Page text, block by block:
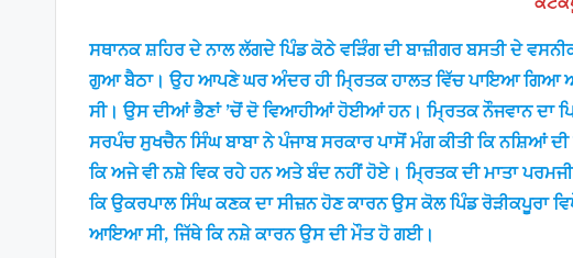
ਸਥਾਨਕ ਸ਼ਹਿਰ ਦੇ ਨਾਲ ਲੱਗਦੇ ਪਿੰਡ ਕੋਠੇ ਵੜਿੰਗ ਦੀ ਬਾਜ਼ੀਗਰ ਬਸਤੀ ਦੇ
ਗੁਆ ਬੈਠਾ। ਉਹ ਆਪਣੇ ਘਰ ਅੰਦਰ ਹੀ ਮਿ੍ਰਤਕ ਹਾਲਤ ਵਿੱਚ ਪਾਇਆ ਗਿਆ
ਸੀ। ਉਸ ਦੀਆਂ ਭੈਣਾਂ ’ਚੋਂ ਦੋ ਵਿਆਹੀਆਂ ਹੋਈਆਂ ਹਨ। ਮਿ੍ਰਤਕ ਨੌਜਵਾਨ ਦਾ
ਸਰਪੰਚ ਸੁਖਚੈਨ ਸਿੰਘ ਬਾਬਾ ਨੇ ਪੰਜਾਬ ਸਰਕਾਰ ਪਾਸੋਂ ਮੰਗ ਕੀਤੀ ਕਿ ਨਸ਼ਿਆਂ
ਕਿ ਅਜੇ ਵੀ ਨਸ਼ੇ ਵਿਕ ਰਹੇ ਹਨ ਅਤੇ ਬੰਦ ਨਹੀਂ ਹੋਏ। ਮਿ੍ਰਤਕ ਦੀ ਮਾਤਾ
ਕਿ ਉਕਰਪਾਲ ਸਿੰਘ ਕਣਕ ਦਾ ਸੀਜ਼ਨ ਹੋਣ ਕਾਰਨ ਉਸ ਕੋਲ ਪਿੰਡ
ਆਇਆ ਸੀ, ਜਿੱਥੇ ਕਿ ਨਸ਼ੇ ਕਾਰਨ ਉਸ ਦੀ ਮੌਤ ਹੋ ਗਈ।